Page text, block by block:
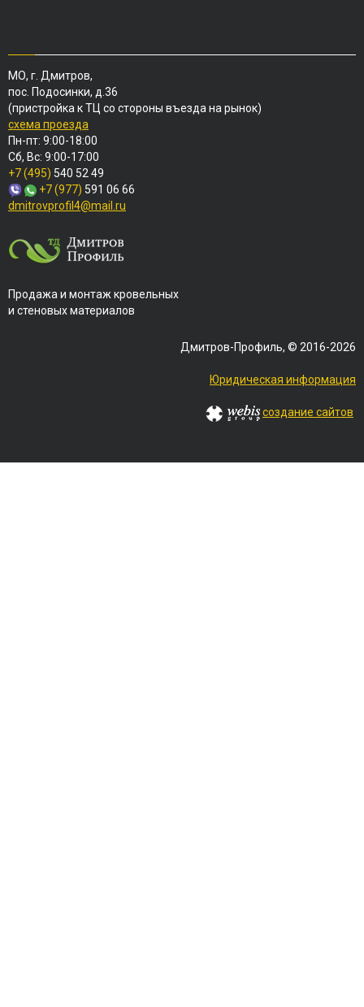
МО, г. Дмитров,
пос. Подосинки, д.36
(пристройка к ТЦ со стороны въезда на рынок)
схема проезда
Пн-пт: 9:00-18:00
Сб, Вс: 9:00-17:00
+7 (495) 540 52 49
+7 (977) 591 06 66
dmitrovprofil4@mail.ru
Продажа и монтаж кровельных
и стеновых материалов
Дмитров-Профиль, © 2016-2026
Юридическая информация
создание сайтов